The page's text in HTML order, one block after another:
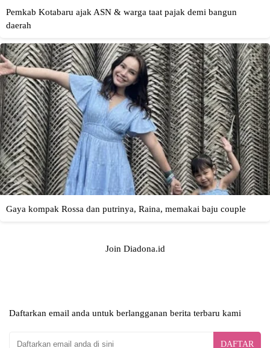
Join Diadona.id
Daftarkan email anda untuk berlangganan berita terbaru kami
DAFTAR